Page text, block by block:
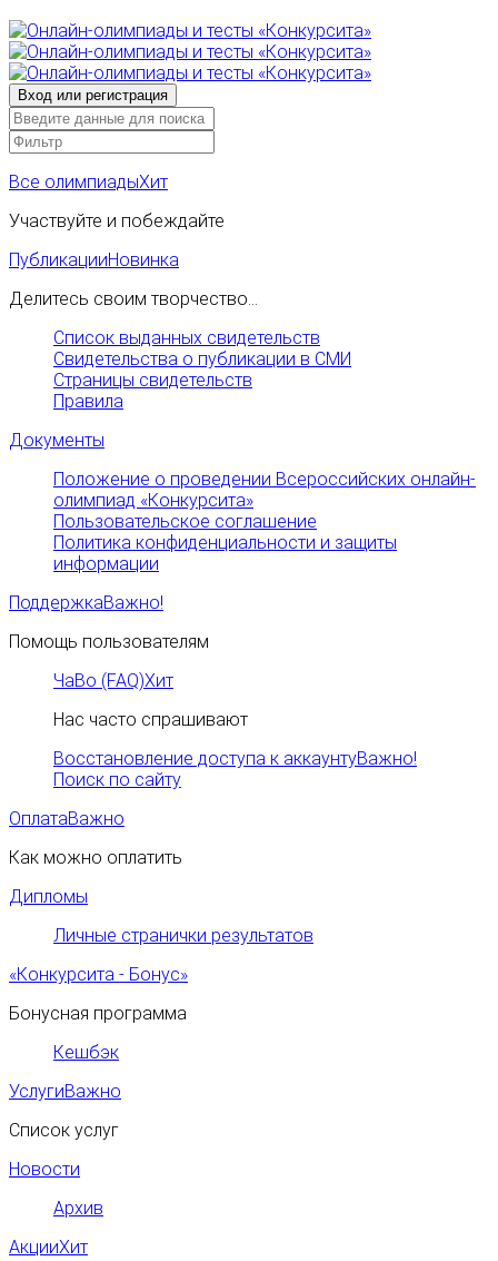
Все олимпиадыХит
Участвуйте и побеждайте
ПубликацииНовинка
Делитесь своим творчество...
Список выданных свидетельств
Свидетельства о публикации в СМИ
Страницы свидетельств
Правила
Документы
Положение о проведении Всероссийских онлайн-
олимпиад «Конкурсита»
Пользовательское соглашение
Политика конфиденциальности и защиты
информации
ПоддержкаВажно!
Помощь пользователям
ЧаВо (FAQ)Хит
Нас часто спрашивают
Восстановление доступа к аккаунтуВажно!
Поиск по сайту
ОплатаВажно
Как можно оплатить
Дипломы
Личные странички результатов
«Конкурсита - Бонус»
Бонусная программа
Кешбэк
УслугиВажно
Список услуг
Новости
Архив
АкцииХит